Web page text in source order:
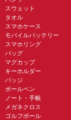
スウェット
タオル
スマホケース
モバイルバッテリー
スマホリング
バッグ
マグカップ
キーホルダー
バッジ
ボールペン
ノート・手帳
メガネクロス
ゴルフボール